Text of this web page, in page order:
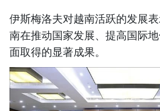
伊斯梅洛夫对越南活跃的发展
南在推动国家发展、提高国际
面取得的显著成果。